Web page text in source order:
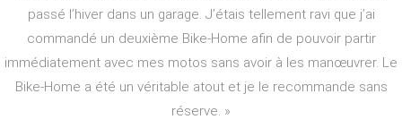
passé l’hiver dans un garage. J’étais tellement ravi que j’ai
commandé un deuxième Bike-Home afin de pouvoir partir
immédiatement avec mes motos sans avoir à les manœuvrer. Le
Bike-Home a été un véritable atout et je le recommande sans
réserve. »